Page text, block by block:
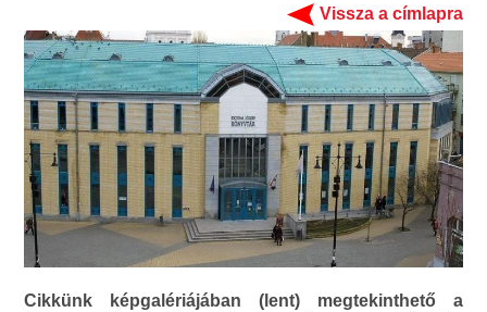
Vissza a címlapra
Cikkünk képgalériájában (lent) megtekinthető a